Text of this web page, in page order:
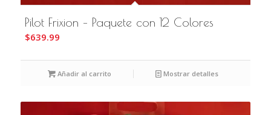
Pilot Frixion – Paquete con 12 Colores
$639.99
Añadir al carrito Mostrar detalles